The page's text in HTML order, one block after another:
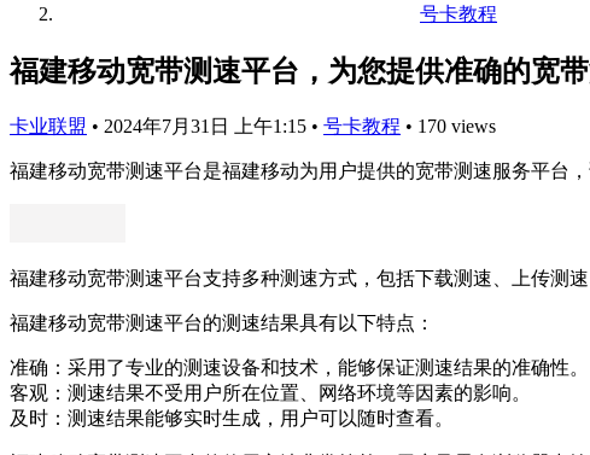
号卡教程
福建移动宽带测速平台，为您提供准确的宽
卡业联盟 • 2024年7月31日 上午1:15 • 号卡教程 • 170 views
福建移动宽带测速平台是福建移动为用户提供的宽带测速服务平台
福建移动宽带测速平台支持多种测速方式，包括下载测速、上传测
福建移动宽带测速平台的测速结果具有以下特点：
准确：采用了专业的测速设备和技术，能够保证测速结果的准确性。
客观：测速结果不受用户所在位置、网络环境等因素的影响。
及时：测速结果能够实时生成，用户可以随时查看。